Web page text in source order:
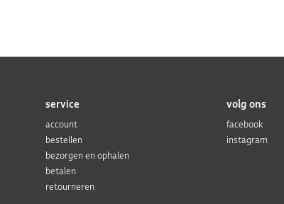
service
account
bestellen
bezorgen en ophalen
betalen
retourneren
volg ons
facebook
instagram